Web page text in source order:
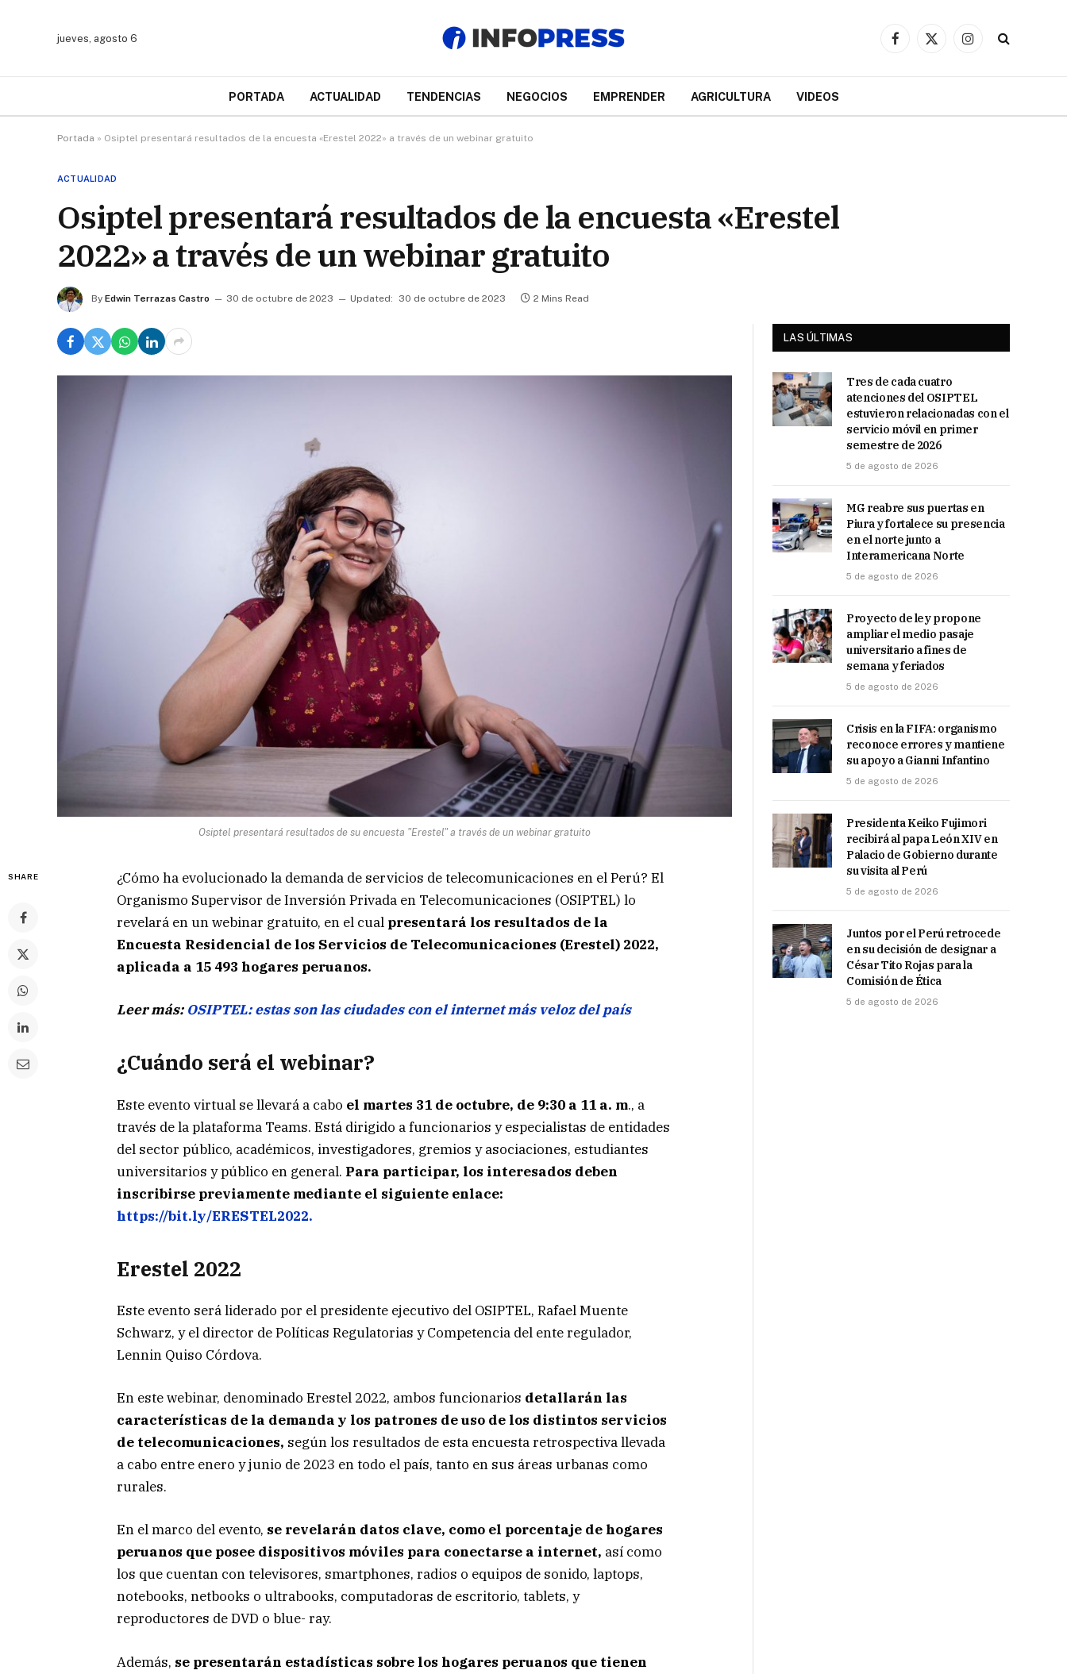
jueves, agosto 6
Facebook
X
Instagram
PORTADA ACTUALIDAD TENDENCIAS NEGOCIOS EMPRENDER AGRICULTURA VIDEOS
Portada » Osiptel presentará resultados de la encuesta «Erestel 2022» a través de un webinar gratuito
ACTUALIDAD
Osiptel presentará resultados de la encuesta «Erestel
2022» a través de un webinar gratuito
By Edwin Terrazas Castro 30 de octubre de 2023 Updated: 30 de octubre de 2023 2 Mins Read
Osiptel presentará resultados de su encuesta "Erestel" a través de un webinar gratuito
SHARE
¿Cómo ha evolucionado la demanda de servicios de telecomunicaciones en el Perú? El
Organismo Supervisor de Inversión Privada en Telecomunicaciones (OSIPTEL) lo
revelará en un webinar gratuito, en el cual presentará los resultados de la
Encuesta Residencial de los Servicios de Telecomunicaciones (Erestel) 2022,
aplicada a 15 493 hogares peruanos.
Leer más: OSIPTEL: estas son las ciudades con el internet más veloz del país
¿Cuándo será el webinar?
Este evento virtual se llevará a cabo el martes 31 de octubre, de 9:30 a 11 a. m., a
través de la plataforma Teams. Está dirigido a funcionarios y especialistas de entidades
del sector público, académicos, investigadores, gremios y asociaciones, estudiantes
universitarios y público en general. Para participar, los interesados deben
inscribirse previamente mediante el siguiente enlace:
https://bit.ly/ERESTEL2022.
Erestel 2022
Este evento será liderado por el presidente ejecutivo del OSIPTEL, Rafael Muente
Schwarz, y el director de Políticas Regulatorias y Competencia del ente regulador,
Lennin Quiso Córdova.
En este webinar, denominado Erestel 2022, ambos funcionarios detallarán las
características de la demanda y los patrones de uso de los distintos servicios
de telecomunicaciones, según los resultados de esta encuesta retrospectiva llevada
a cabo entre enero y junio de 2023 en todo el país, tanto en sus áreas urbanas como
rurales.
En el marco del evento, se revelarán datos clave, como el porcentaje de hogares
peruanos que posee dispositivos móviles para conectarse a internet, así como
los que cuentan con televisores, smartphones, radios o equipos de sonido, laptops,
notebooks, netbooks o ultrabooks, computadoras de escritorio, tablets, y
reproductores de DVD o blue- ray.
Además, se presentarán estadísticas sobre los hogares peruanos que tienen
LAS ÚLTIMAS
Tres de cada cuatro
atenciones del OSIPTEL
estuvieron relacionadas con el
servicio móvil en primer
semestre de 2026
5 de agosto de 2026
MG reabre sus puertas en
Piura y fortalece su presencia
en el norte junto a
Interamericana Norte
5 de agosto de 2026
Proyecto de ley propone
ampliar el medio pasaje
universitario a fines de
semana y feriados
5 de agosto de 2026
Crisis en la FIFA: organismo
reconoce errores y mantiene
su apoyo a Gianni Infantino
5 de agosto de 2026
Presidenta Keiko Fujimori
recibirá al papa León XIV en
Palacio de Gobierno durante
su visita al Perú
5 de agosto de 2026
Juntos por el Perú retrocede
en su decisión de designar a
César Tito Rojas para la
Comisión de Ética
5 de agosto de 2026